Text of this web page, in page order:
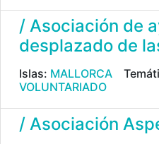
/ Asociación de
desplazado de
Islas: MALLORCA
VOLUNTARIADO
/ Asociación